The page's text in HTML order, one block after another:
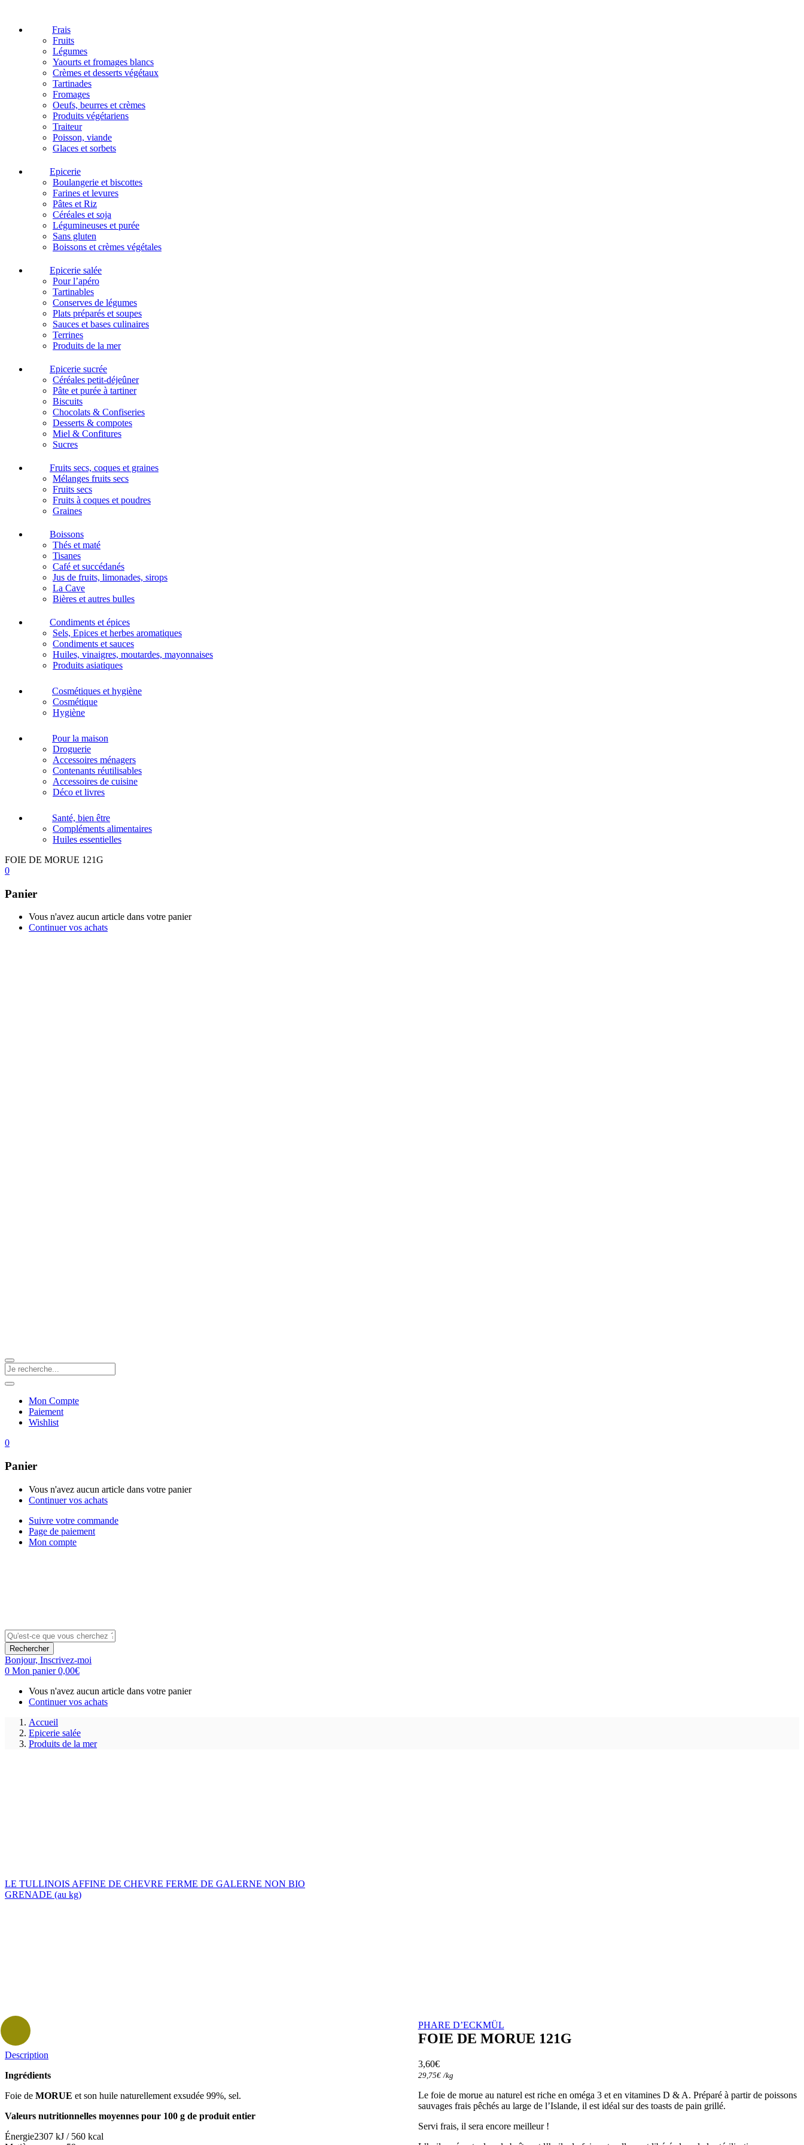
Frais
Fruits
Légumes
Yaourts et fromages blancs
Crèmes et desserts végétaux
Tartinades
Fromages
Oeufs, beurres et crèmes
Produits végétariens
Traiteur
Poisson, viande
Glaces et sorbets
Epicerie
Boulangerie et biscottes
Farines et levures
Pâtes et Riz
Céréales et soja
Légumineuses et purée
Sans gluten
Boissons et crèmes végétales
Epicerie salée
Pour l’apéro
Tartinables
Conserves de légumes
Plats préparés et soupes
Sauces et bases culinaires
Terrines
Produits de la mer
Epicerie sucrée
Céréales petit-déjeûner
Pâte et purée à tartiner
Biscuits
Chocolats & Confiseries
Desserts & compotes
Miel & Confitures
Sucres
Fruits secs, coques et graines
Mélanges fruits secs
Fruits secs
Fruits à coques et poudres
Graines
Boissons
Thés et maté
Tisanes
Café et succédanés
Jus de fruits, limonades, sirops
La Cave
Bières et autres bulles
Condiments et épices
Sels, Epices et herbes aromatiques
Condiments et sauces
Huiles, vinaigres, moutardes, mayonnaises
Produits asiatiques
Cosmétiques et hygiène
Cosmétique
Hygiène
Pour la maison
Droguerie
Accessoires ménagers
Contenants réutilisables
Accessoires de cuisine
Déco et livres
Santé, bien être
Compléments alimentaires
Huiles essentielles
FOIE DE MORUE 121G
0
Panier
Vous n'avez aucun article dans votre panier
Continuer vos achats
Mon Compte
Paiement
Wishlist
0
Panier
Vous n'avez aucun article dans votre panier
Continuer vos achats
Suivre votre commande
Page de paiement
Mon compte
Rechercher
Bonjour, Inscrivez-moi
0 Mon panier0,00€
Vous n'avez aucun article dans votre panier
Continuer vos achats
Accueil
Epicerie salée
Produits de la mer
LE TULLINOIS AFFINE DE CHEVRE FERME DE GALERNE NON BIO
GRENADE (au kg)
PHARE D’ECKMÜL
FOIE DE MORUE 121G
3,60€
29,75€ /kg
Le foie de morue au naturel est riche en oméga 3 et en vitamines D & A. Préparé à partir de poissons
sauvages frais pêchés au large de l’Islande, il est idéal sur des toasts de pain grillé.
Servi frais, il sera encore meilleur !
Description
Ingrédients
Foie de MORUE et son huile naturellement exsudée 99%, sel.
Valeurs nutritionnelles moyennes pour 100 g de produit entier
Énergie2307 kJ / 560 kcal